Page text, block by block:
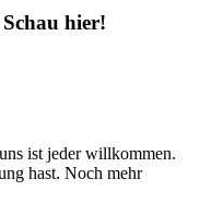
hier!
ist jeder willkommen.
hast. Noch mehr